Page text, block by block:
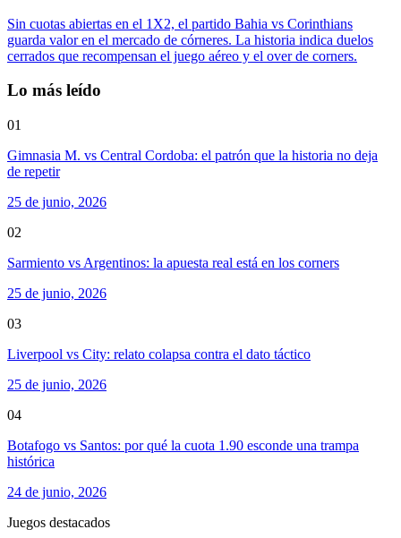
Sin cuotas abiertas en el 1X2, el partido Bahia vs Corinthians
guarda valor en el mercado de córneres. La historia indica duelos
cerrados que recompensan el juego aéreo y el over de corners.
Lo más leído
01
Gimnasia M. vs Central Cordoba: el patrón que la historia no deja
de repetir
25 de junio, 2026
02
Sarmiento vs Argentinos: la apuesta real está en los corners
25 de junio, 2026
03
Liverpool vs City: relato colapsa contra el dato táctico
25 de junio, 2026
04
Botafogo vs Santos: por qué la cuota 1.90 esconde una trampa
histórica
24 de junio, 2026
Juegos destacados